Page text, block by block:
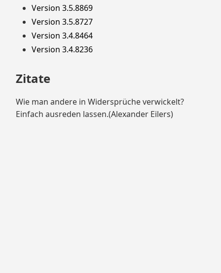
Version 3.5.8869
Version 3.5.8727
Version 3.4.8464
Version 3.4.8236
Zitate
Wie man andere in Widersprüche verwickelt?
Einfach ausreden lassen.(Alexander Eilers)